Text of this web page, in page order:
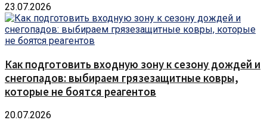
23.07.2026
Как подготовить входную зону к сезону дождей и
снегопадов: выбираем грязезащитные ковры,
которые не боятся реагентов
20.07.2026